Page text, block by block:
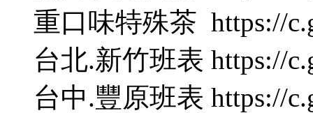
重口味特殊茶 https://
台北.新竹班表 https://
台中.豐原班表 https://